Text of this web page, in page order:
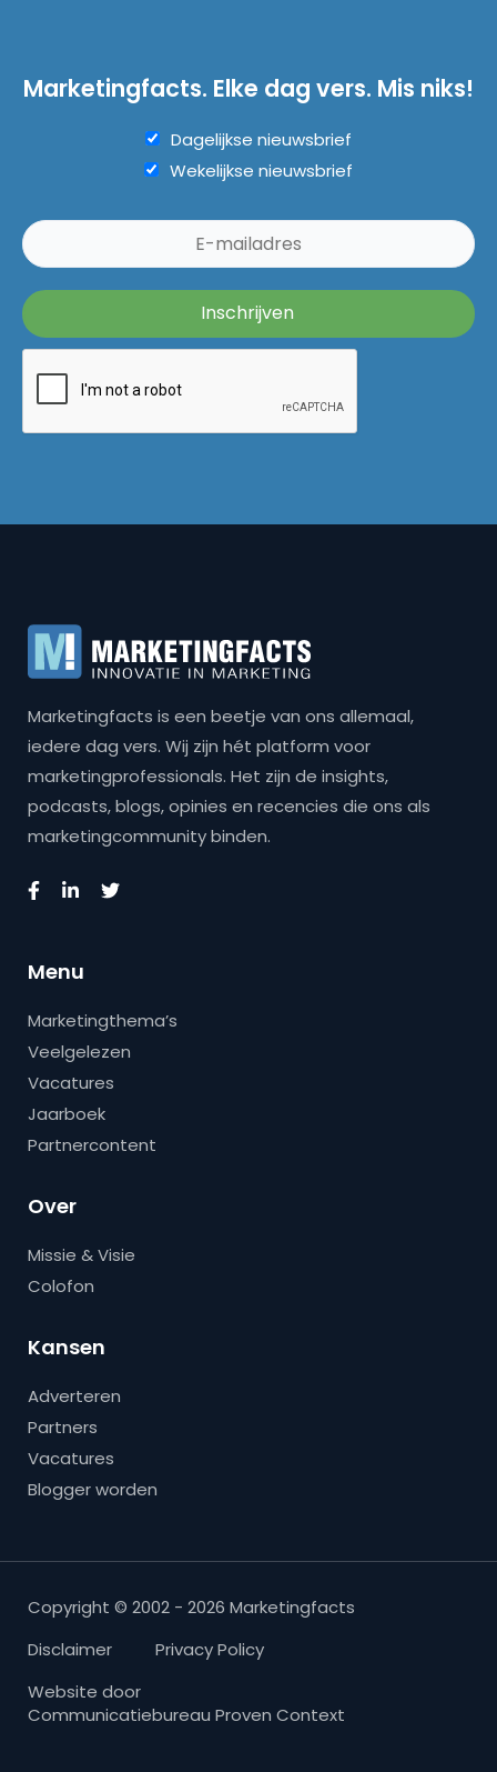
Marketingfacts. Elke dag vers. Mis niks!
Dagelijkse nieuwsbrief
Wekelijkse nieuwsbrief
Marketingfacts is een beetje van ons allemaal,
iedere dag vers. Wij zijn hét platform voor
marketingprofessionals. Het zijn de insights,
podcasts, blogs, opinies en recencies die ons als
marketingcommunity binden.
Menu
Marketingthema’s
Veelgelezen
Vacatures
Jaarboek
Partnercontent
Over
Missie & Visie
Colofon
Kansen
Adverteren
Partners
Vacatures
Blogger worden
Copyright © 2002 - 2026 Marketingfacts
Disclaimer
Privacy Policy
Website door
Communicatiebureau Proven Context